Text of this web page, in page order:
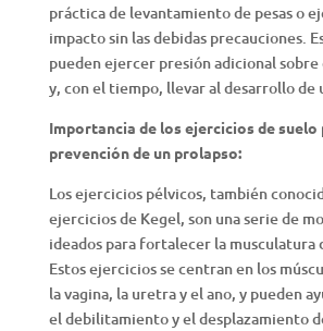
práctica de levantamiento de pesas o
impacto sin las debidas precauciones.
pueden ejercer presión adicional
y, con el tiempo, llevar al desarrollo de
Importancia de los ejercicios de suelo
prevención de un prolapso:
Los ejercicios pélvicos, también
ejercicios de Kegel, son una serie de
ideados para fortalecer la musculatura
Estos ejercicios se centran en los
la vagina, la uretra y el ano, y pueden
el debilitamiento y el desplazamiento